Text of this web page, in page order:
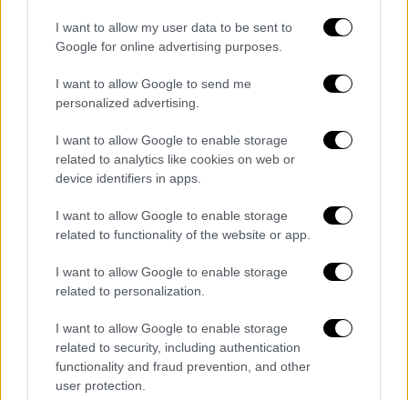
I want to allow my user data to be sent to
Google for online advertising purposes.
I want to allow Google to send me
personalized advertising.
I want to allow Google to enable storage
related to analytics like cookies on web or
device identifiers in apps.
I want to allow Google to enable storage
related to functionality of the website or app.
I want to allow Google to enable storage
related to personalization.
I want to allow Google to enable storage
related to security, including authentication
functionality and fraud prevention, and other
user protection.
στον έλεγχο των κέντρο αποστολής και
καθαρισμού οστρακοειδών, σύμφωνα με την
ανακοίνωση. Στα ιχθυοπωλεία, προς
αποφυγή παραπλάνησης των καταναλωτών
από ελλιπείς ενδείξεις πρέπει να δοθεί
ιδιαίτερη προσοχή στις επισημάνσεις τόσο
των αποψυγμένων αλιευμάτων (γαρίδες,
λοιπών αλιευμάτων. Προσοχή να μην
αντικαθίσταται η αρχική συσκευασία τους με
άλλη συσκευασία με σκοπό την απόκρυψη
των επισημάνσεων, με αποτέλεσμα την
πλάνη των καταναλωτών.
Οι καταναλωτές πρέπει, σύμφωνα με τον
ΕΦΕΤ, να προσέχουν ιδιαίτερα την